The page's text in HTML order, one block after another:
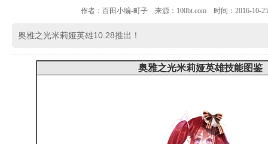
作者：百田小编-町子 来源： 100bt.com 时间：2016-10-
奥雅之光米莉娅英雄10.28推出！
奥雅之光米莉娅英雄技能图鉴